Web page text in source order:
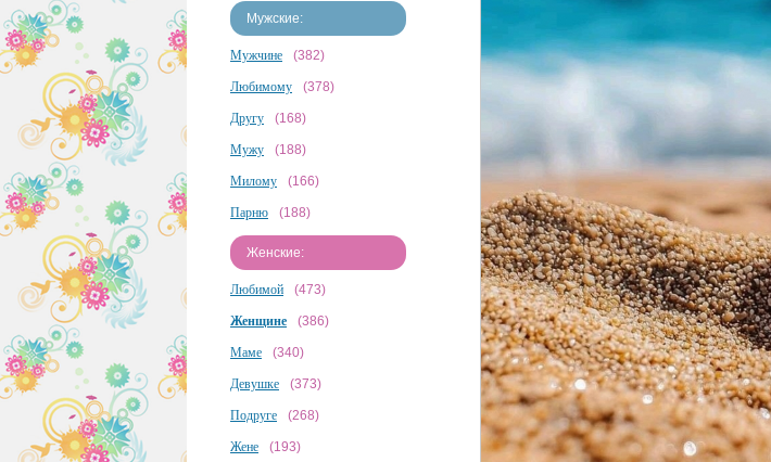
Мужские:
Мужчине (382)
Любимому (378)
Другу (168)
Мужу (188)
Милому (166)
Парню (188)
Женские:
Любимой (473)
Женщине (386)
Маме (340)
Девушке (373)
Подруге (268)
Жене (193)